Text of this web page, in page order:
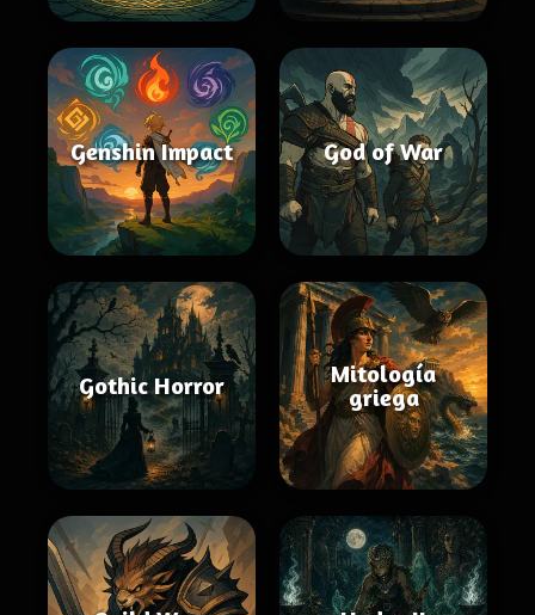
Genshin Impact God of War
Gothic Horror
Mitología
griega